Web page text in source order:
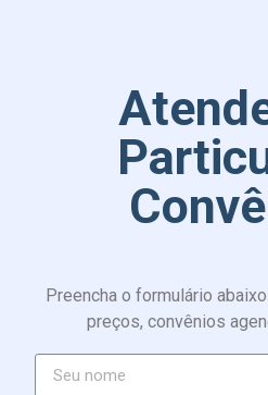
Preencha o formulário
preços, convênios